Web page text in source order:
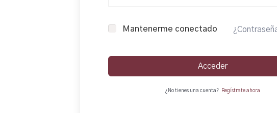
Mantenerme conectado
Acceder
¿No tienes una cuenta? Regístrate ahora